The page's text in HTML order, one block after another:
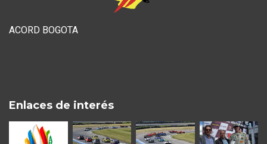
ACORD BOGOTA
Enlaces de interés